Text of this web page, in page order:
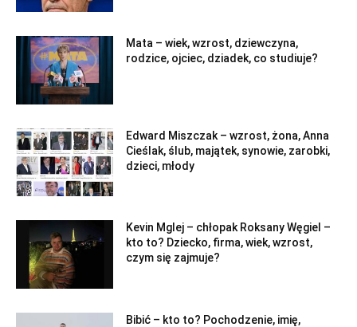
Mata – wiek, wzrost, dziewczyna,
rodzice, ojciec, dziadek, co studiuje?
Edward Miszczak – wzrost, żona, Anna
Cieślak, ślub, majątek, synowie, zarobki,
dzieci, młody
Kevin Mglej – chłopak Roksany Węgiel –
kto to? Dziecko, firma, wiek, wzrost,
czym się zajmuje?
Bibić – kto to? Pochodzenie, imię,